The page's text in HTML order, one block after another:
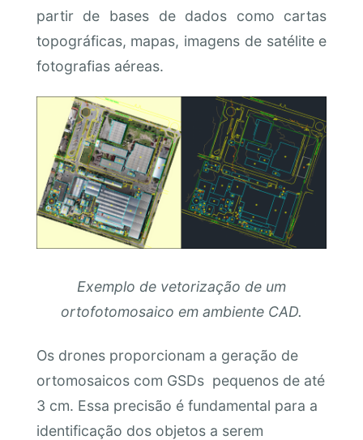
partir de bases de dados como cartas
topográficas, mapas, imagens de satélite e
fotografias aéreas.
Exemplo de vetorização de um
ortofotomosaico em ambiente CAD.
Os drones proporcionam a geração de
ortomosaicos com GSDs pequenos de até
3 cm. Essa precisão é fundamental para a
identificação dos objetos a serem